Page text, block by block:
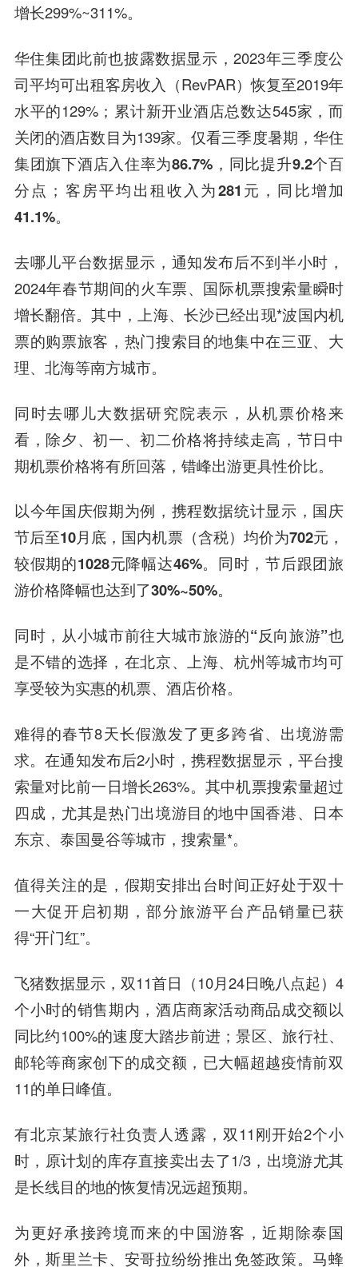
增长299%~311%。
华住集团此前也披露数据显示，2023年三季度公
司平均可出租客房收入（RevPAR）恢复至2019年
水平的129%；累计新开业酒店总数达545家，而
关闭的酒店数目为139家。仅看三季度暑期， 华住
集团旗下酒店入住率为86.7%，同比提升9.2个百
分点；客房平均出租收入为281元，同比增加
41.1%。
去哪儿平台数据显示，通知发布后不到半小时，
2024年春节期间的火车票、国际机票搜索量瞬时
增长翻倍。其中，上海、长沙已经出现*波国内机
票的购票旅客，热门搜索目的地集中在三亚、大
理、北海等南方城市。
同时去哪儿大数据研究院表示，从机票价格来
看，除夕、初一、初二价格将持续走高， 节日中
期机票价格将有所回落，错峰出游更具性价比。
以今年国庆假期为例，携程数据统计显示， 国庆
节后至10月底，国内机票（含税）均价为702元，
较假期的1028元降幅达46%。同时，节后跟团旅
游价格降幅也达到了30%~50%。
同时，从小城市前往大城市旅游的“反向旅游”也
是不错的选择，在北京、上海、杭州等城市均可
享受较为实惠的机票、酒店价格。
难得的春节8天长假激发了更多跨省、出境游需
求。在通知发布后2小时，携程数据显示，平台搜
索量对比前一日增长263%。其中机票搜索量超过
四成，尤其是热门出境游目的地中国香港、日本
东京、泰国曼谷等城市，搜索量*。
值得关注的是，假期安排出台时间正好处于双十
一大促开启初期，部分旅游平台产品销量已获
得“开门红”。
飞猪数据显示，双11首日（10月24日晚八点起）4
个小时的销售期内，酒店商家活动商品成交额以
同比约100%的速度大踏步前进；景区、旅行社、
邮轮等商家创下的成交额，已大幅超越疫情前双
11的单日峰值。
有北京某旅行社负责人透露，双11刚开始2个小
时，原计划的库存直接卖出去了1/3， 出境游尤其
是长线目的地的恢复情况远超预期。
为更好承接跨境而来的中国游客，近期除泰国
外，斯里兰卡、安哥拉纷纷推出免签政策。马蜂